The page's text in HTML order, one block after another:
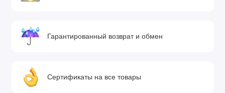
Гарантированный возврат и обмен
Сертификаты на все товары